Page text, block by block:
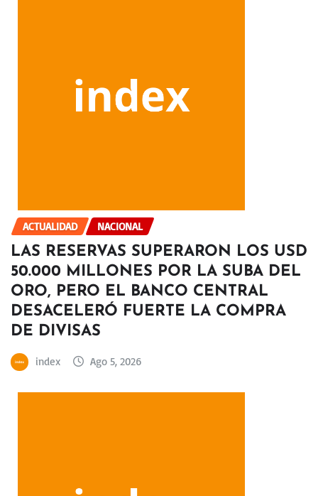
ACTUALIDAD NACIONAL
LAS RESERVAS SUPERARON LOS USD
50.000 MILLONES POR LA SUBA DEL
ORO, PERO EL BANCO CENTRAL
DESACELERÓ FUERTE LA COMPRA
DE DIVISAS
index Ago 5, 2026